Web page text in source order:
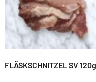
FLÄSKSCHNITZEL SV 120g